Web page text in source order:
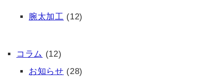
腕太加工 (12)
コラム (12)
お知らせ (28)